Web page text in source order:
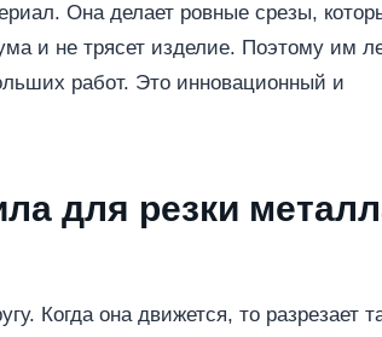
Она делает ровные срезы,
и не трясет изделие. Поэтому им
работ. Это инновационный и
для резки
Когда она движется, то разрезает